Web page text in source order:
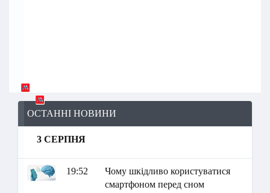
ОСТАННІ НОВИНИ
3 СЕРПНЯ
19:52
Чому шкідливо користуватися
смартфоном перед сном